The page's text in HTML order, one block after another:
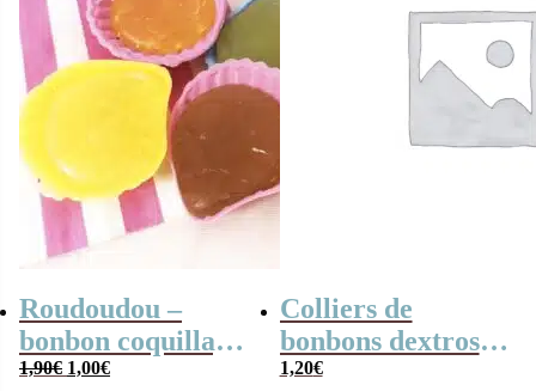
Roudoudou –
bonbon coquillage
x 5
1,90€ Le
1,00€Le
Colliers de
bonbons dextrose
x2
1,20€